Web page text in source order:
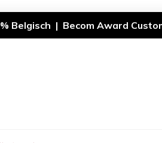
Belgisch | Becom Award